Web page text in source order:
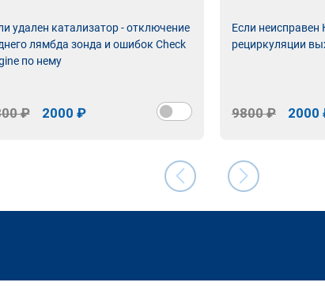
удален катализатор - отключение
лямбда зонда и ошибок Check
по нему
₽ 2000 ₽
Если неисправен
рециркуляции
9800 ₽ 2000